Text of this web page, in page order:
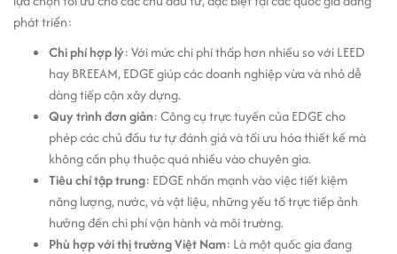
phát triển:
Chi phí hợp lý: Với mức chi phí thấp hơn nhiều so với LEED
hay BREEAM, EDGE giúp các doanh nghiệp vừa và nhỏ dễ
dàng tiếp cận xây dựng.
Quy trình đơn giản: Công cụ trực tuyến của EDGE cho
phép các chủ đầu tư tự đánh giá và tối ưu hóa thiết kế mà
không cần phụ thuộc quá nhiều vào chuyên gia.
Tiêu chí tập trung: EDGE nhấn mạnh vào việc tiết kiệm
năng lượng, nước, và vật liệu, những yếu tố trực tiếp ảnh
hưởng đến chi phí vận hành và môi trường.
Phù hợp với thị trường Việt Nam: Là một quốc gia đang